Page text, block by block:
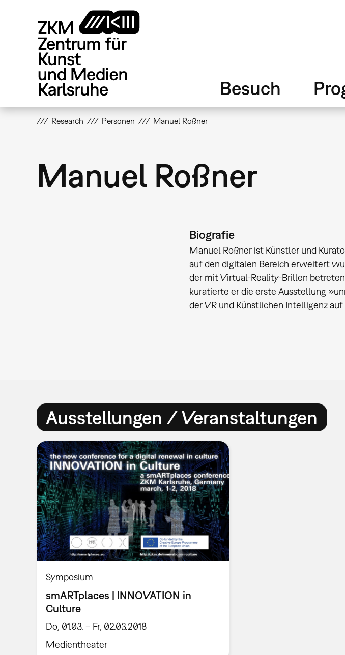
Besuch
Research Personen Manuel Roßner
Manuel Roßner
Biografie
Manuel Roßner ist Künstler und
auf den digitalen Bereich erweitert
der mit Virtual-Reality-Brillen
kuratierte er die erste Ausstellung
der VR und Künstlichen Intelligenz
Ausstellungen / Veranstaltungen
Symposium
smARTplaces | INNOVATION in
Culture
Do, 01.03. – Fr, 02.03.2018
Medientheater